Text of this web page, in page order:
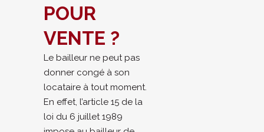
POUR
VENTE ?
Le bailleur ne peut pas
donner congé à son
locataire à tout moment.
En effet, l’article 15 de la
loi du 6 juillet 1989